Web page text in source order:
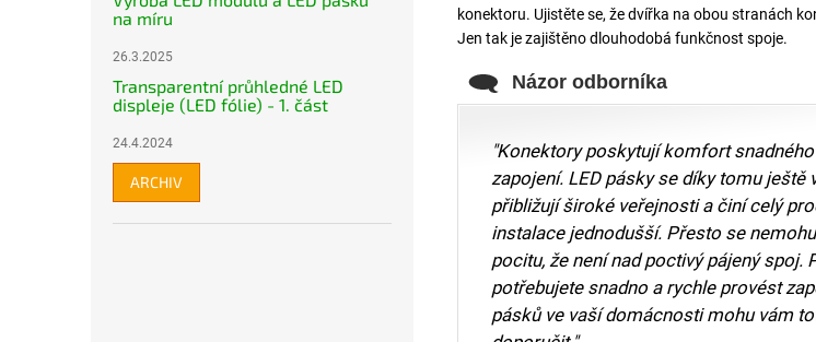
na míru
26.3.2025
Transparentní průhledné LED
displeje (LED fólie) - 1. část
24.4.2024
ARCHIV
konektoru. Ujistěte se, že dvířka na obou stranách
Jen tak je zajištěno dlouhodobá funkčnost spoje.
Názor odborníka
"Konektory poskytují komfort
zapojení. LED pásky se díky tomu ještě
přibližují široké veřejnosti a činí celý
instalace jednodušší. Přesto se
pocitu, že není nad poctivý pájený spoj.
potřebujete snadno a rychle provést
pásků ve vaší domácnosti mohu vám